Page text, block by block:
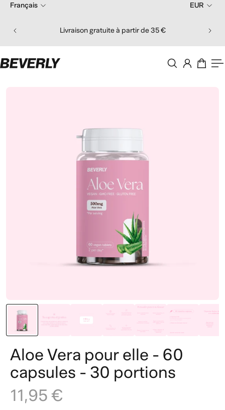
Livraison gratuite à partir de 35 €
Français EUR
Aloe Vera pour elle - 60
capsules - 30 portions
11,95 €